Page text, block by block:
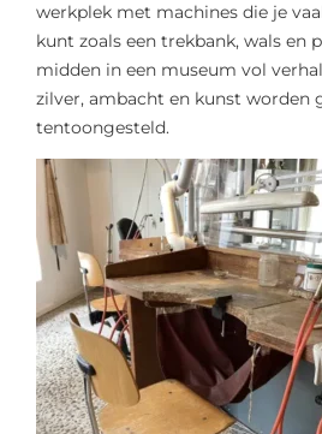
werkplek met machines die je
kunt zoals een trekbank, wals en
midden in een museum vol
zilver, ambacht en kunst worden
tentoongesteld.